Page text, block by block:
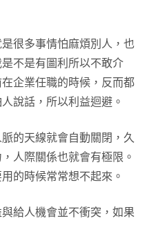
很多事情怕麻煩別人，也
不是有圖利所以不敢介
企業任職的時候，反而都
說話，所以利益迴避。
的天線就會自動關閉，久
人際關係也就會有極限。
的時候常常想不起來。
給人機會並不衝突，如果